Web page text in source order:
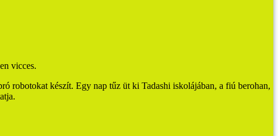
vicces.
robotokat készít. Egy nap tűz üt ki Tadashi iskolájában, a fiú berohan,